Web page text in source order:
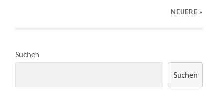
NEUERE »
Suchen
Suchen